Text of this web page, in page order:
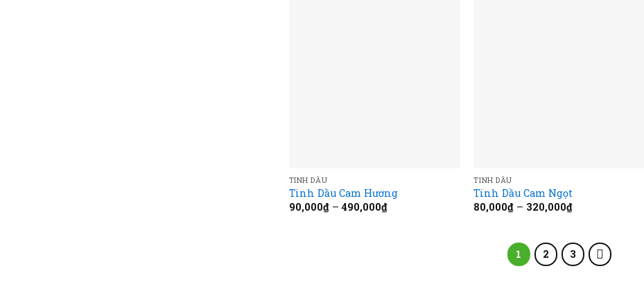
TINH DẦU
Tinh Dầu Cam Hương
90,000₫–490,000₫
TINH DẦU
Tinh Dầu Cam Ngọt
80,000₫ – 320,000₫
1 2 3